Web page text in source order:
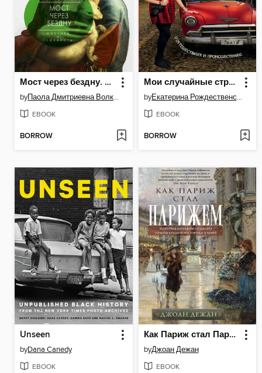
Мост через бездну. Мистики и гуманисты
by Паола Дмитриевна Волкова
EBOOK
BORROW
Мои случайные страны. О путешествиях и происшествиях!
by Екатерина Рождественская
EBOOK
BORROW
Unseen
byDana Canedy
EBOOK
Как Париж стал Парижем. История создания самого притягательного города в мире
byДжоан Дежан
EBOOK